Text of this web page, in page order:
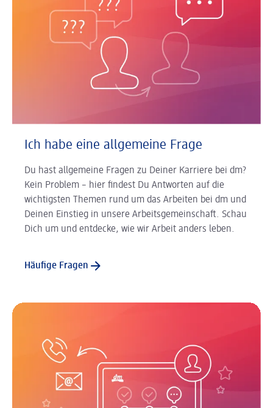
Ich habe eine allgemeine Frage
Du hast allgemeine Fragen zu Deiner Karriere bei dm?
Kein Problem – hier findest Du Antworten auf die
wichtigsten Themen rund um das Arbeiten bei dm und
Deinen Einstieg in unsere Arbeitsgemeinschaft. Schau
Dich um und entdecke, wie wir Arbeit anders leben.
Häufige Fragen